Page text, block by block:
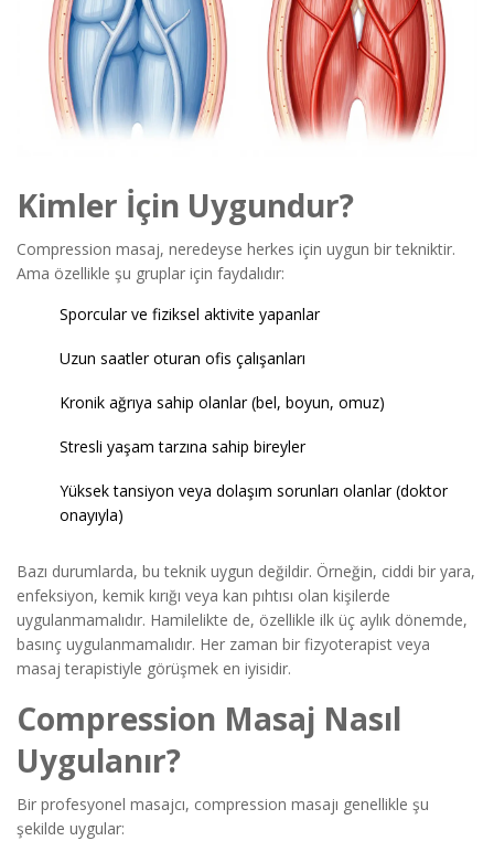
Kimler İçin Uygundur?
Compression masaj, neredeyse herkes için uygun bir tekniktir.
Ama özellikle şu gruplar için faydalıdır:
Sporcular ve fiziksel aktivite yapanlar
Uzun saatler oturan ofis çalışanları
Kronik ağrıya sahip olanlar (bel, boyun, omuz)
Stresli yaşam tarzına sahip bireyler
Yüksek tansiyon veya dolaşım sorunları olanlar (doktor
onayıyla)
Bazı durumlarda, bu teknik uygun değildir. Örneğin, ciddi bir yara,
enfeksiyon, kemik kırığı veya kan pıhtısı olan kişilerde
uygulanmamalıdır. Hamilelikte de, özellikle ilk üç aylık dönemde,
basınç uygulanmamalıdır. Her zaman bir fizyoterapist veya
masaj terapistiyle görüşmek en iyisidir.
Compression Masaj Nasıl
Uygulanır?
Bir profesyonel masajcı, compression masajı genellikle şu
şekilde uygular: